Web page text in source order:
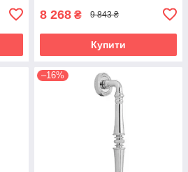
8 268 ₴ 9 843 ₴
Купити
–16%